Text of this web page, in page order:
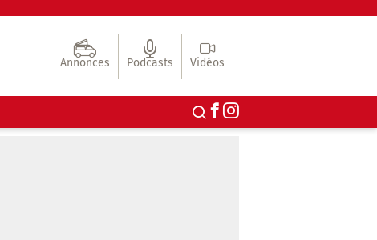
Annonces Podcasts Vidéos